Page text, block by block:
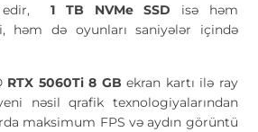
edir,1 TB NVMe SSD isə həm
həm də oyunları saniyələr içində
5060Ti 8 GB ekran kartı ilə ray
nəsil qrafik texnologiyalarından
maksimum FPS və aydın görüntü